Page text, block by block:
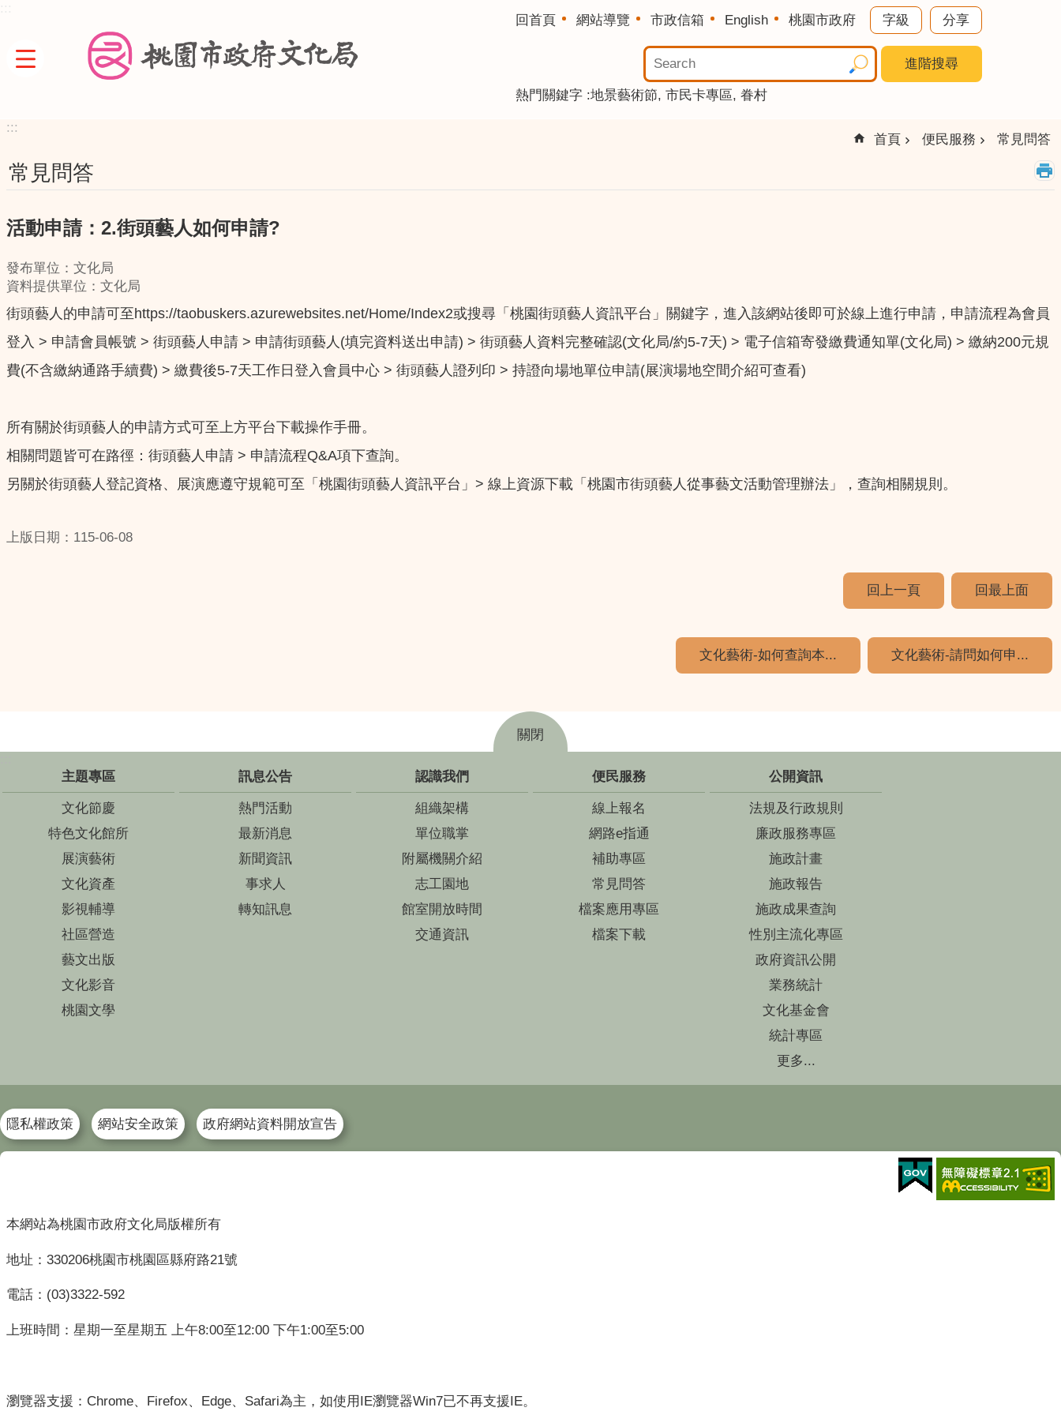
回首頁 網站導覽 市政信箱 English 桃園市政府 字級 分享
進階搜尋
熱門關鍵字 地景藝術節 市民卡專區 眷村
:::
首頁 便民服務 常見問答
常見問答
活動申請：2.街頭藝人如何申請?
發布單位：文化局
資料提供單位：文化局
街頭藝人的申請可至https://taobuskers.azurewebsites.net/Home/Index2或搜尋「桃園街頭藝人資訊平台」關鍵字，進入該網站後即可於線上進行申請，申請流程為會員
登入 > 申請會員帳號 > 街頭藝人申請 > 申請街頭藝人(填完資料送出申請) > 街頭藝人資料完整確認(文化局/約5-7天) > 電子信箱寄發繳費通知單(文化局) > 繳納200元規
費(不含繳納通路手續費) > 繳費後5-7天工作日登入會員中心 > 街頭藝人證列印 > 持證向場地單位申請(展演場地空間介紹可查看)
所有關於街頭藝人的申請方式可至上方平台下載操作手冊。
相關問題皆可在路徑：街頭藝人申請 > 申請流程Q&A項下查詢。
另關於街頭藝人登記資格、展演應遵守規範可至「桃園街頭藝人資訊平台」> 線上資源下載「桃園市街頭藝人從事藝文活動管理辦法」，查詢相關規則。
上版日期：115-06-08
回上一頁 回最上面
文化藝術-如何查詢本... 文化藝術-請問如何申...
關閉
主題專區
文化節慶
特色文化館所
展演藝術
文化資產
影視輔導
社區營造
藝文出版
文化影音
桃園文學
訊息公告
熱門活動
最新消息
新聞資訊
事求人
轉知訊息
認識我們
組織架構
單位職掌
附屬機關介紹
志工園地
館室開放時間
交通資訊
便民服務
線上報名
網路e指通
補助專區
常見問答
檔案應用專區
檔案下載
公開資訊
法規及行政規則
廉政服務專區
施政計畫
施政報告
施政成果查詢
性別主流化專區
政府資訊公開
業務統計
文化基金會
統計專區
更多...
隱私權政策 網站安全政策 政府網站資料開放宣告
本網站為桃園市政府文化局版權所有
地址：330206桃園市桃園區縣府路21號
電話：(03)3322-592
上班時間：星期一至星期五 上午8:00至12:00 下午1:00至5:00
瀏覽器支援：Chrome、Firefox、Edge、Safari為主，如使用IE瀏覽器Win7已不再支援IE。